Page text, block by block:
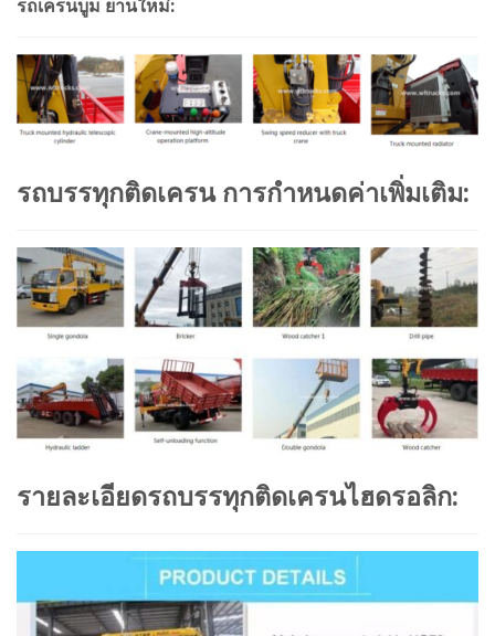
รถเครนบูม ยานใหม่:
รถบรรทุกติดเครน การกำหนดค่าเพิ่มเติม:
รายละเอียดรถบรรทุกติดเครนไฮดรอลิก: